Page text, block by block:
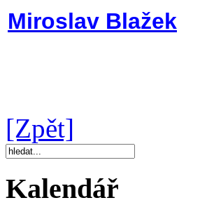
Miroslav Blažek
[Zpět]
Kalendář